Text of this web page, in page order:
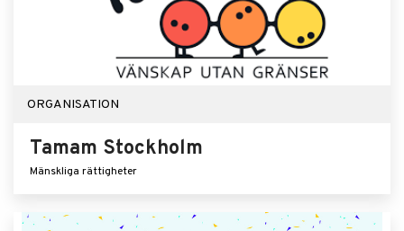
ORGANISATION
Tamam Stockholm
Mänskliga rättigheter